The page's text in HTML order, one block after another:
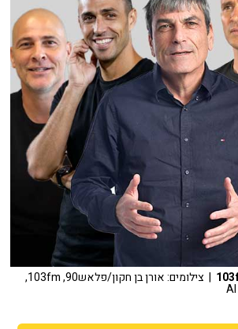
| צילומים: אורן בן חקון/פלאש90, 103fm,